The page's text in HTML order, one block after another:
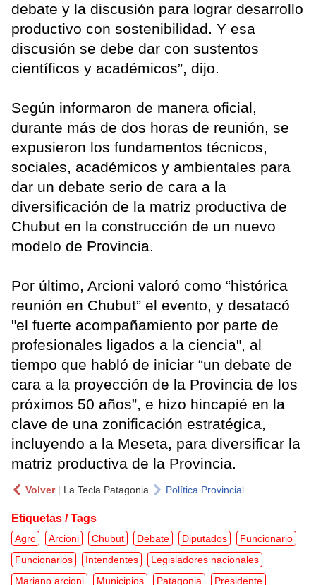
debate y la discusión para lograr desarrollo
productivo con sostenibilidad. Y esa
discusión se debe dar con sustentos
científicos y académicos”, dijo.
Según informaron de manera oficial,
durante más de dos horas de reunión, se
expusieron los fundamentos técnicos,
sociales, académicos y ambientales para
dar un debate serio de cara a la
diversificación de la matriz productiva de
Chubut en la construcción de un nuevo
modelo de Provincia.
Por último, Arcioni valoró como “histórica
reunión en Chubut” el evento, y desatacó
"el fuerte acompañamiento por parte de
profesionales ligados a la ciencia", al
tiempo que habló de iniciar “un debate de
cara a la proyección de la Provincia de los
próximos 50 años”, e hizo hincapié en la
clave de una zonificación estratégica,
incluyendo a la Meseta, para diversificar la
matriz productiva de la Provincia.
Volver| La Tecla Patagonia Política Provincial
Etiquetas / Tags
Agro Arcioni Chubut Debate Diputados
Funcionario
Funcionarios
Intendentes
Legisladores nacionales
Mariano arcioni
Municipios Patagonia Presidente